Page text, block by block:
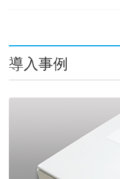
導入事例